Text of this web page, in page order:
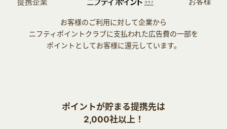
お客様のご利用に対して企業から
ニフティポイントクラブに支払われた広告費の一部を
ポイントとしてお客様に還元しています。
ポイントが貯まる提携先は
2,000社以上！